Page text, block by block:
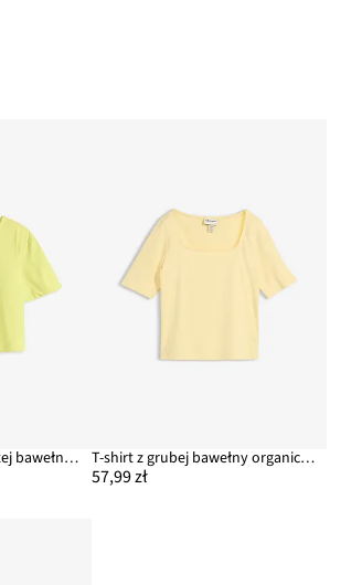
T-shirt oversize z czystej bawełny organicznej T-shirt z grubej bawełny organicznej
57,99 zł